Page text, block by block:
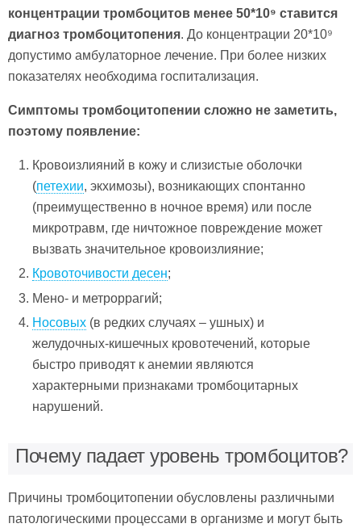
концентрации тромбоцитов менее 50*10⁹ ставится
диагноз тромбоцитопения. До концентрации 20*10⁹
допустимо амбулаторное лечение. При более низких
показателях необходима госпитализация.
Симптомы тромбоцитопении сложно не заметить,
поэтому появление:
Кровоизлияний в кожу и слизистые оболочки
(петехии, экхимозы), возникающих спонтанно
(преимущественно в ночное время) или после
микротравм, где ничтожное повреждение может
вызвать значительное кровоизлияние;
Кровоточивости десен;
Мено- и метроррагий;
Носовых (в редких случаях – ушных) и
желудочных-кишечных кровотечений, которые
быстро приводят к анемии являются
характерными признаками тромбоцитарных
нарушений.
Почему падает уровень тромбоцитов?
Причины тромбоцитопении обусловлены различными
патологическими процессами в организме и могут быть